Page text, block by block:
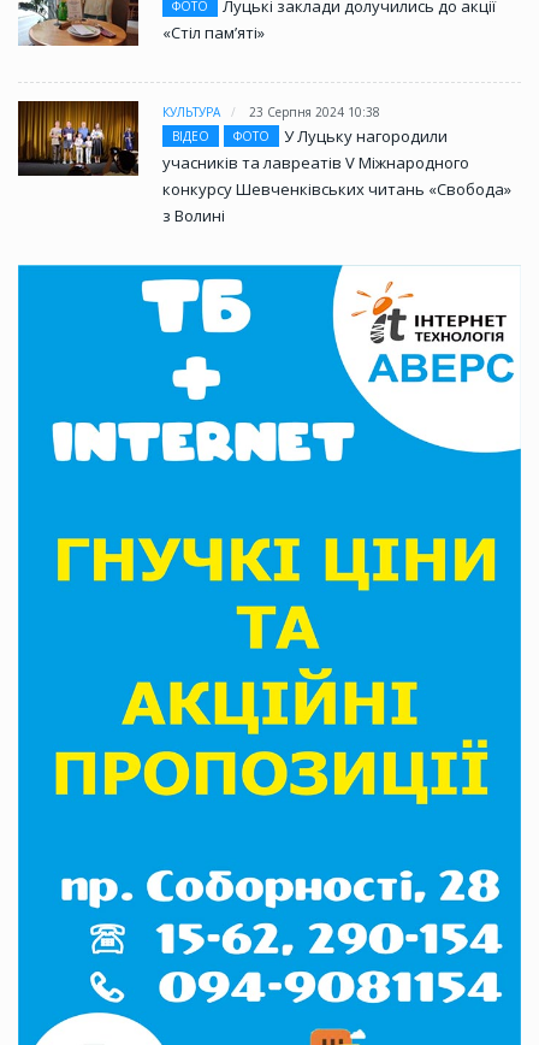
ФОТО
Луцькі заклади долучились до акції
«Стіл памʼяті»
КУЛЬТУРА
23 Серпня 2024 10:38
ВІДЕО
ФОТО
У Луцьку нагородили
учасників та лавреатів V Міжнародного
конкурсу Шевченківських читань «Свобода»
з Волині